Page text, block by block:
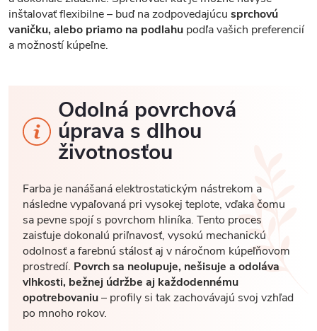
inštalovať flexibilne – buď na zodpovedajúcu sprchovú
vaničku, alebo priamo na podlahu podľa vašich preferencií
a možností kúpeľne.
Odolná povrchová
úprava s dlhou
životnosťou
Farba je nanášaná elektrostatickým nástrekom a
následne vypaľovaná pri vysokej teplote, vďaka čomu
sa pevne spojí s povrchom hliníka. Tento proces
zaisťuje dokonalú priľnavosť, vysokú mechanickú
odolnosť a farebnú stálosť aj v náročnom kúpeľňovom
prostredí. Povrch sa neolupuje, nešisuje a odoláva
vlhkosti, bežnej údržbe aj každodennému
opotrebovaniu– profily si tak zachovávajú svoj vzhľad
po mnoho rokov.